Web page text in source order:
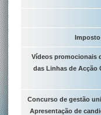
Vídeos promocionais
das Linhas de Acção
Concurso de gestão
Apresentação de